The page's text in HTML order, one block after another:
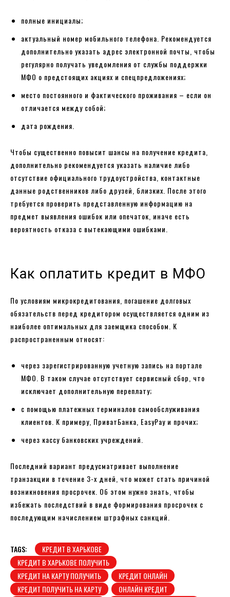
полные инициалы;
актуальный номер мобильного телефона. Рекомендуется
дополнительно указать адрес электронной почты, чтобы
регулярно получать уведомления от службы поддержки
МФО о предстоящих акциях и спецпредложениях;
место постоянного и фактического проживания – если он
отличается между собой;
дата рождения.
Чтобы существенно повысит шансы на получение кредита,
дополнительно рекомендуется указать наличие либо
отсутствие официального трудоустройства, контактные
данные родственников либо друзей, близких. После этого
требуется проверить представленную информацию на
предмет выявления ошибок или опечаток, иначе есть
вероятность отказа с вытекающими ошибками.
Как оплатить кредит в МФО
По условиям микрокредитования, погашение долговых
обязательств перед кредитором осуществляется одним из
наиболее оптимальных для заемщика способом. К
распространенным относят:
через зарегистрированную учетную запись на портале
МФО. В таком случае отсутствует сервисный сбор, что
исключает дополнительную переплату;
с помощью платежных терминалов самообслуживания
клиентов. К примеру, ПриватБанка, EasyPay и прочих;
через кассу банковских учреждений.
Последний вариант предусматривает выполнение
транзакции в течение 3-х дней, что может стать причиной
возникновения просрочек. Об этом нужно знать, чтобы
избежать последствий в виде формирования просрочек с
последующим начислением штрафных санкций.
TAGS:
КРЕДИТ В ХАРЬКОВЕ
КРЕДИТ В ХАРЬКОВЕ ПОЛУЧИТЬ
КРЕДИТ НА КАРТУ ПОЛУЧИТЬ
КРЕДИТ ОНЛАЙН
КРЕДИТ ПОЛУЧИТЬ НА КАРТУ
ОНЛАЙН КРЕДИТ